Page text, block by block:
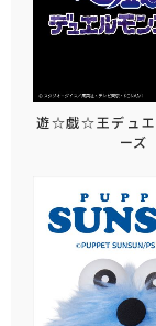
遊☆戯☆王デュエ
ーズ